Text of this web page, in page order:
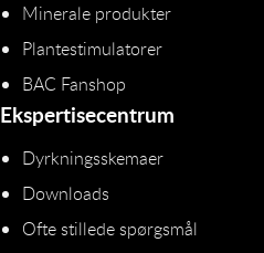
Minerale produkter
Plantestimulatorer
BAC Fanshop
Ekspertisecentrum
Dyrkningsskemaer
Downloads
Ofte stillede spørgsmål